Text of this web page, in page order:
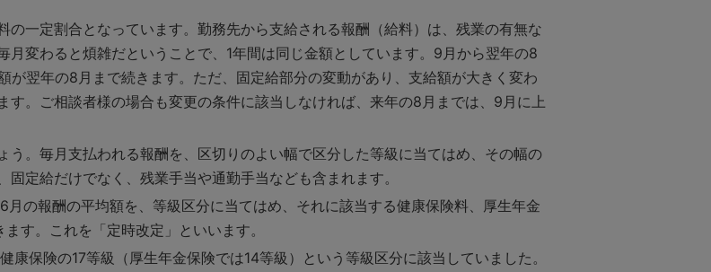
一定割合となっています。勤務先から支給される報酬（給料）は、残業の有無な
月変わると煩雑だということで、1年間は同じ金額としています。9月から翌年の8
が翌年の8月まで続きます。ただ、固定給部分の変動があり、支給額が大きく変わ
す。ご相談者様の場合も変更の条件に該当しなければ、来年の8月までは、9月に上
う。毎月支払われる報酬を、区切りのよい幅で区分した等級に当てはめ、その幅の
定給だけでなく、残業手当や通勤手当なども含まれます。
の報酬の平均額を、等級区分に当てはめ、それに該当する健康保険料、厚生年金
す。これを「定時改定」といいます。
保険の17等級（厚生年金保険では14等級）という等級区分に該当していました。